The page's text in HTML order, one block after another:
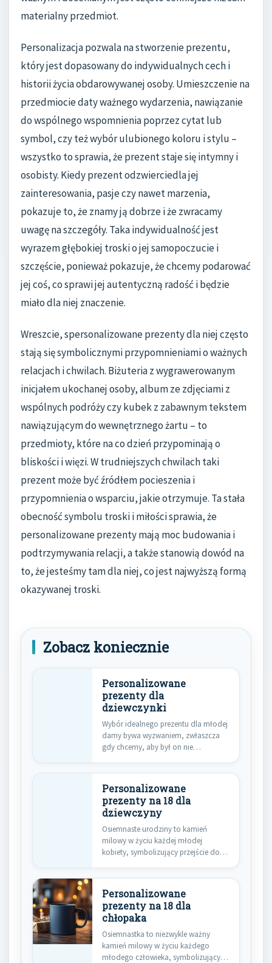
materialny przedmiot.
Personalizacja pozwala na stworzenie prezentu,
który jest dopasowany do indywidualnych cech i
historii życia obdarowywanej osoby. Umieszczenie na
przedmiocie daty ważnego wydarzenia, nawiązanie
do wspólnego wspomnienia poprzez cytat lub
symbol, czy też wybór ulubionego koloru i stylu –
wszystko to sprawia, że prezent staje się intymny i
osobisty. Kiedy prezent odzwierciedla jej
zainteresowania, pasje czy nawet marzenia,
pokazuje to, że znamy ją dobrze i że zwracamy
uwagę na szczegóły. Taka indywidualność jest
wyrazem głębokiej troski o jej samopoczucie i
szczęście, ponieważ pokazuje, że chcemy podarować
jej coś, co sprawi jej autentyczną radość i będzie
miało dla niej znaczenie.
Wreszcie, spersonalizowane prezenty dla niej często
stają się symbolicznymi przypomnieniami o ważnych
relacjach i chwilach. Biżuteria z wygrawerowanym
inicjałem ukochanej osoby, album ze zdjęciami z
wspólnych podróży czy kubek z zabawnym tekstem
nawiązującym do wewnętrznego żartu – to
przedmioty, które na co dzień przypominają o
bliskości i więzi. W trudniejszych chwilach taki
prezent może być źródłem pocieszenia i
przypomnienia o wsparciu, jakie otrzymuje. Ta stała
obecność symbolu troski i miłości sprawia, że
personalizowane prezenty mają moc budowania i
podtrzymywania relacji, a także stanowią dowód na
to, że jesteśmy tam dla niej, co jest najwyższą formą
okazywanej troski.
Zobacz koniecznie
Personalizowane
prezenty dla
dziewczynki
Wybór idealnego prezentu dla młodej
damy bywa wyzwaniem, zwłaszcza
gdy chcemy, aby był on nie…
Personalizowane
prezenty na 18 dla
dziewczyny
Osiemnaste urodziny to kamień
milowy w życiu każdej młodej
kobiety, symbolizujący przejście do
Personalizowane
prezenty na 18 dla
chłopaka
Osiemnastka to niezwykle ważny
kamień milowy w życiu każdego
młodego człowieka, symbolizujący